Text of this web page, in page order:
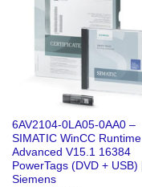
6AV2104-0LA05-0AA0 –
SIMATIC WinCC Runtime
Advanced V15.1 16384
PowerTags (DVD + USB) |
Siemens